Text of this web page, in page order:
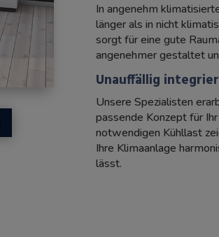
In angenehm
länger als in nicht
sorgt für eine gute
angenehmer gestaltet
Unauffällig
Unsere Spezialisten
passende Konzept für
notwendigen Kühllast
Ihre Klimaanlage
lässt.